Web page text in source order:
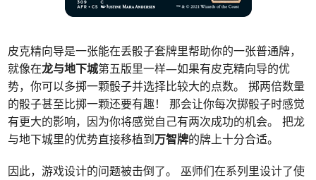
皮克精向导是一张能在丢骰子套牌里帮助你的一张普通牌，
就像在龙与地下城第五版里一样—如果有皮克精向导的优
势，你可以多掷一颗骰子并选择比较大的点数。 掷两倍数量
的骰子甚至比掷一颗还要有趣！ 那会让你每次掷骰子时感觉
有更大的影响，因为你将感觉自己有两次成功的机会。 把龙
与地下城里的优势直接移植到万智牌的牌上十分合适。
因此，游戏设计的问题被击倒了。 巫师们在系列里设计了使